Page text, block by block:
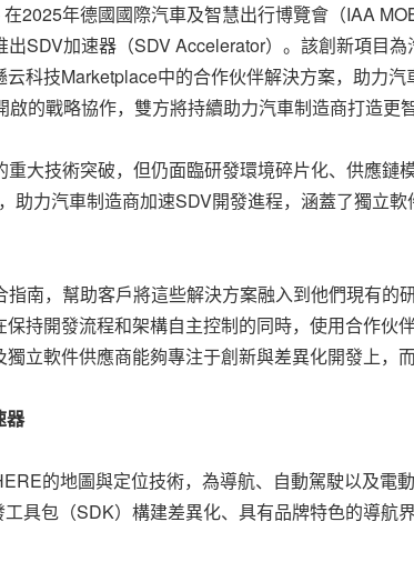
在2025年德國國際汽車及智慧出行博覽會（IAA
出SDV加速器（SDV Accelerator）。該創新項
科技Marketplace中的合作伙伴解決方案，助力
的戰略協作，雙方將持續助力汽車制造商打造更
大技術突破，但仍面臨研發環境碎片化、供應
助力汽車制造商加速SDV開發進程，涵蓋了獨立
指南，幫助客戶將這些解決方案融入到他們現有
持開發流程和架構自主控制的同時，使用合作
立軟件供應商能夠專注于創新與差異化開發上，
器
的地圖與定位技術，為導航、自動駕駛以及
具包（SDK）構建差異化、具有品牌特色的導